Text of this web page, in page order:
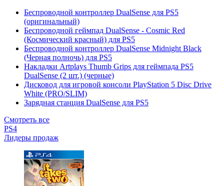
Беспроводной контроллер DualSense для PS5
(оригинальный)
Беспроводной геймпад DualSense - Cosmic Red
(Космический красный) для PS5
Беспроводной контроллер DualSense Midnight Black
(Черная полночь) для PS5
Накладки Artplays Thumb Grips для геймпада PS5
DualSense (2 шт.) (черные)
Дисковод для игровой консоли PlayStation 5 Disc Drive
White (PRO/SLIM)
Зарядная станция DualSense для PS5
Смотреть все
PS4
Лидеры продаж